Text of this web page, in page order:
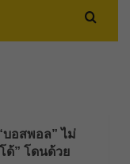
บอสพอล” ไม่
ด้” โดนด้วย